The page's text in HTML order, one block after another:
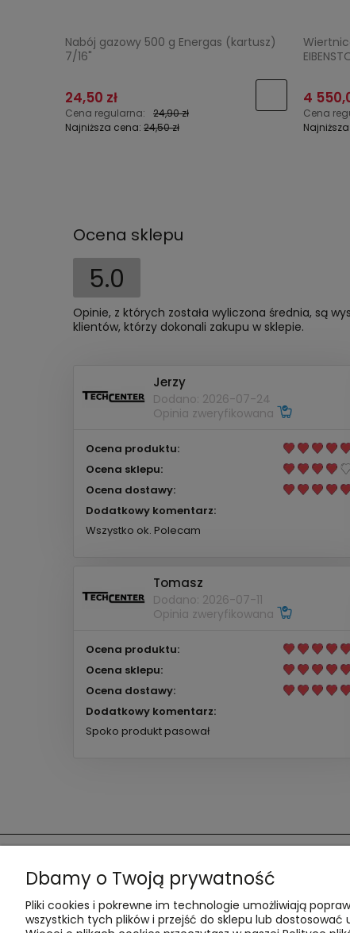
Nabój gazowy 500 g Energas (kartusz)
7/16"
24,50 zł
Cena regularna:
24,90 zł
Najniższa cena: 24,50 zł
4
Cena
Ocena sklepu
5.0
Opinie, z których została wyliczona średnia, są
klientów, którzy dokonali zakupu w sklepie.
Jerzy
Dodano: 2026-07-24
Opinia zweryfikowana
Ocena produktu:
Ocena sklepu:
Ocena dostawy:
Dodatkowy komentarz:
Wszystko ok. Polecam
Tomasz
Dodano: 2026-07-11
Opinia zweryfikowana
Ocena produktu:
Ocena sklepu:
Ocena dostawy:
Dodatkowy komentarz:
Spoko produkt pasował
Pomoc
Zwroty i reklamacje
Moje konto
Twoje
Dbamy o Twoją prywatność
Pliki cookies i pokrewne im technologie umożliwiają
wszystkich tych plików i przejść do sklepu lub